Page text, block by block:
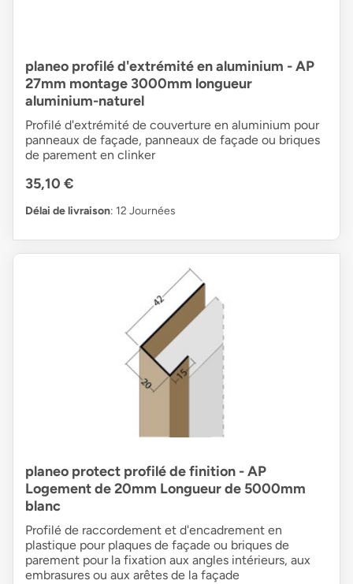
planeo profilé d'extrémité en aluminium - AP
27mm montage 3000mm longueur
aluminium-naturel
Profilé d'extrémité de couverture en aluminium pour
panneaux de façade, panneaux de façade ou briques
de parement en clinker
35,10 €
Délai de livraison: 12 Journées
planeo protect profilé de finition - AP
Logement de 20mm Longueur de 5000mm
blanc
Profilé de raccordement et d'encadrement en
plastique pour plaques de façade ou briques de
parement pour la fixation aux angles intérieurs, aux
embrasures ou aux arêtes de la façade